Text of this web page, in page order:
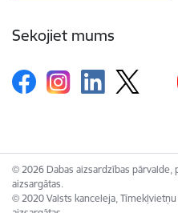
Sekojiet mums
© 2026 Dabas aizsardzības pārvalde,
aizsargātas.
© 2020 Valsts kanceleja,